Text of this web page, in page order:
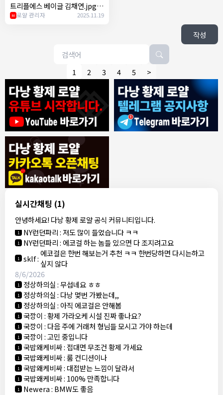
실시간채팅 (1)
안녕하세요! 다낭 황제 로얄 공식 커뮤니티입니다.
8/4/2026
1 모기한테물림:여기도 문의해보면 바로 알려줌
1 모기한테물림:정찰가보다 쌀수 없음
1 결혼안해:ㄹㅇ 팩트 ㅋㅋㅋㅋ
결혼안해:ㄹㅇ 팩트 ㅋㅋㅋㅋ
8/5/2026
NY런던파리 :다낭 에코걸 여기서 예약 가능한가요?
1 3군:에코걸 좀 조심 하는게 좋음
1 NY런던파리:저도 많이 들었습니다 ㅋㅋ
1 NY런던파리: 에코걸 하는 놈들 있으면 다 조지려고요
1 sklf: 에코걸은 한번 해보는거 추천 ㅋㅋ 한번당하면 다시는하고
싶지 않다
8/6/2026
1 정상하의실:무섭네요 ㅎㅎ
1 정상하의실: 다낭 몇번 가봤는데,,
1 정상하의실: 아직 에코걸은 안해봄
1 국깡이:황제 가라오케 시설 진짜 좋나요?
1 국깡이: 다음 주에 거래처 형님들 모시고 가야 하는데
1 국깡이:고민 중입니다
1 국밥왜케비싸: 접대면 무조건 황제 가세요
1 국밥왜케비싸:룸 컨디션이나
1 국밥왜케비싸: 대접받는 느낌이 달라서
1 국밥왜케비싸: 100% 만족합니다
1 Newera: BMW도 좋음
트리플에스 베이글 김채연.jpg
ㄷㄷ
M 로얄 관리자 2025.11.19
작성
1 2 3 4 5 >